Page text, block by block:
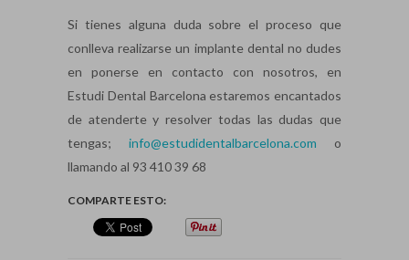
Si tienes alguna duda sobre el proceso que
conlleva realizarse un implante dental no dudes
en ponerse en contacto con nosotros, en
Estudi Dental Barcelona estaremos encantados
de atenderte y resolver todas las dudas que
tengas; info@estudidentalbarcelona.com o
llamando al 93 410 39 68
COMPARTE ESTO: